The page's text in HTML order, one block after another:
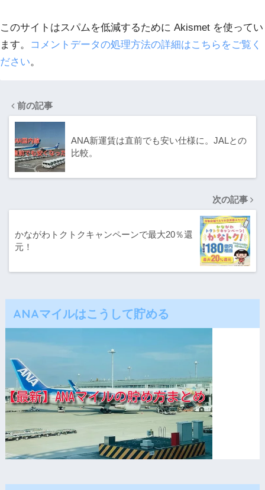
このサイトはスパムを低減するために Akismet を使ってい
ます。
コメントデータの処理方法の詳細はこちらをご覧く
ださい。
前の記事
ANA新運賃は直前でも安い仕様に。JALとの
比較。
次の記事
かながわトクトクキャンペーンで最大20％還
元！
ANAマイルはこうして貯める